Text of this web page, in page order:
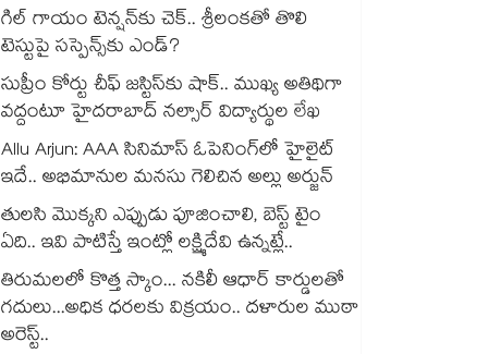
గిల్ గాయం టెన్షన్‌కు చెక్.. శ్రీలంకతో తొలి
టెస్టుపై సస్పెన్స్‌కు ఎండ్?
సుప్రీం కోర్టు చీఫ్ జస్టిస్⁭కు షాక్.. ముఖ్య అతిథిగా
వద్దంటూ హైదరాబాద్ నల్సార్ విద్యార్థుల లేఖ
Allu Arjun: AAA సినిమాస్ ఓపెనింగ్‌లో హైలైట్
ఇదే.. అభిమానుల మనసు గెలిచిన అల్లు అర్జున్
తులసి మొక్కని ఎప్పుడు పూజించాలి, బెస్ట్ టైం
ఏది.. ఇవి పాటిస్తే ఇంట్లో లక్ష్మిదేవి ఉన్నట్లే..
తిరుమలలో కొత్త స్కాం... నకిలీ ఆధార్ కార్డులతో
గదులు...అధిక ధరలకు విక్రయం.. దళారుల ముఠా
అరెస్ట్..